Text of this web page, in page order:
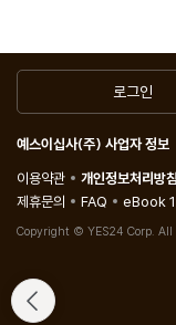
정체성을 이야기하면
고요. 비건으로 살기
유로 이렇게 많은 질
적은 한국 사회에서
과 정체성을 지키기
피소드들을 겪으며 고
습니다.
또한 비건식으로 해
위해 너무나 쉽고 간
브런치 메뉴로 손색이
한가득 끓여 놓고 먹을
느리게 만들어 먹는,
우리로 연결된 감각, 공
친해지길 바라, 오이
다같이 둘러 앉아서, 마
비건도 할 수 있는 칼질
로그인
예스이십사(주) 사업자 정보
이용약관
개인정보처리방침
제휴문의
FAQ eBook
Copyright © YES24 Corp. All